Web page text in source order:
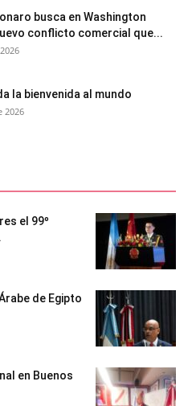
busca en Washington
conflicto comercial que...
la bienvenida al mundo
2026
el 99º
de Egipto
en Buenos